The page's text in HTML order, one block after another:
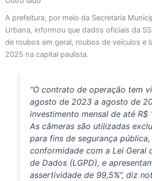
A prefeitura, por meio da Secretaria
Urbana, informou que dados oficiais da
de roubos em geral, roubos de veículos e
2025 na capital paulista.
“O contrato de operação tem
agosto de 2023 a agosto de
investimento mensal de até R$
As câmeras são utilizadas
para fins de segurança pública,
conformidade com a Lei Geral
de Dados (LGPD), e
assertividade de 99,5%”, diz